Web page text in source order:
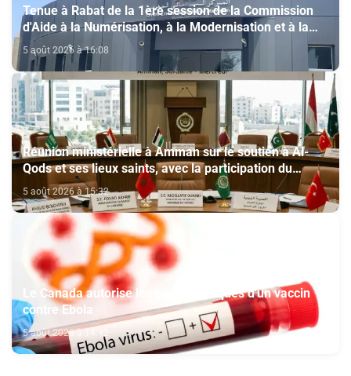
Tenue à Rabat de la 1ère session de la Commission
d'Aide à la Numérisation, à la Modernisation et à la
Création des Salles de Cinéma au titre de l'année
2026
5 août 2026 à 16:08
Réunion ministérielle à Amman sur le soutien à Al-
Qods et ses lieux saints, avec la participation du
Maroc
5 août 2026 à 15:32
Le Canada autorise les essais cliniques d'un vaccin
contre Ebola
5 août 2026 à 14:42